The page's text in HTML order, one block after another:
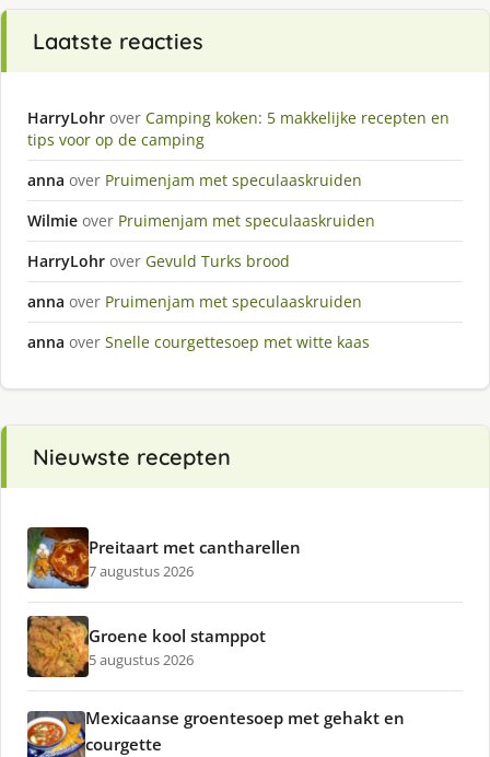
Laatste reacties
HarryLohr over Camping koken: 5 makkelijke recepten en
tips voor op de camping
anna over Pruimenjam met speculaaskruiden
Wilmie over Pruimenjam met speculaaskruiden
HarryLohr over Gevuld Turks brood
anna over Pruimenjam met speculaaskruiden
anna over Snelle courgettesoep met witte kaas
Nieuwste recepten
Preitaart met cantharellen
7 augustus 2026
Groene kool stamppot
5 augustus 2026
Mexicaanse groentesoep met gehakt en
courgette